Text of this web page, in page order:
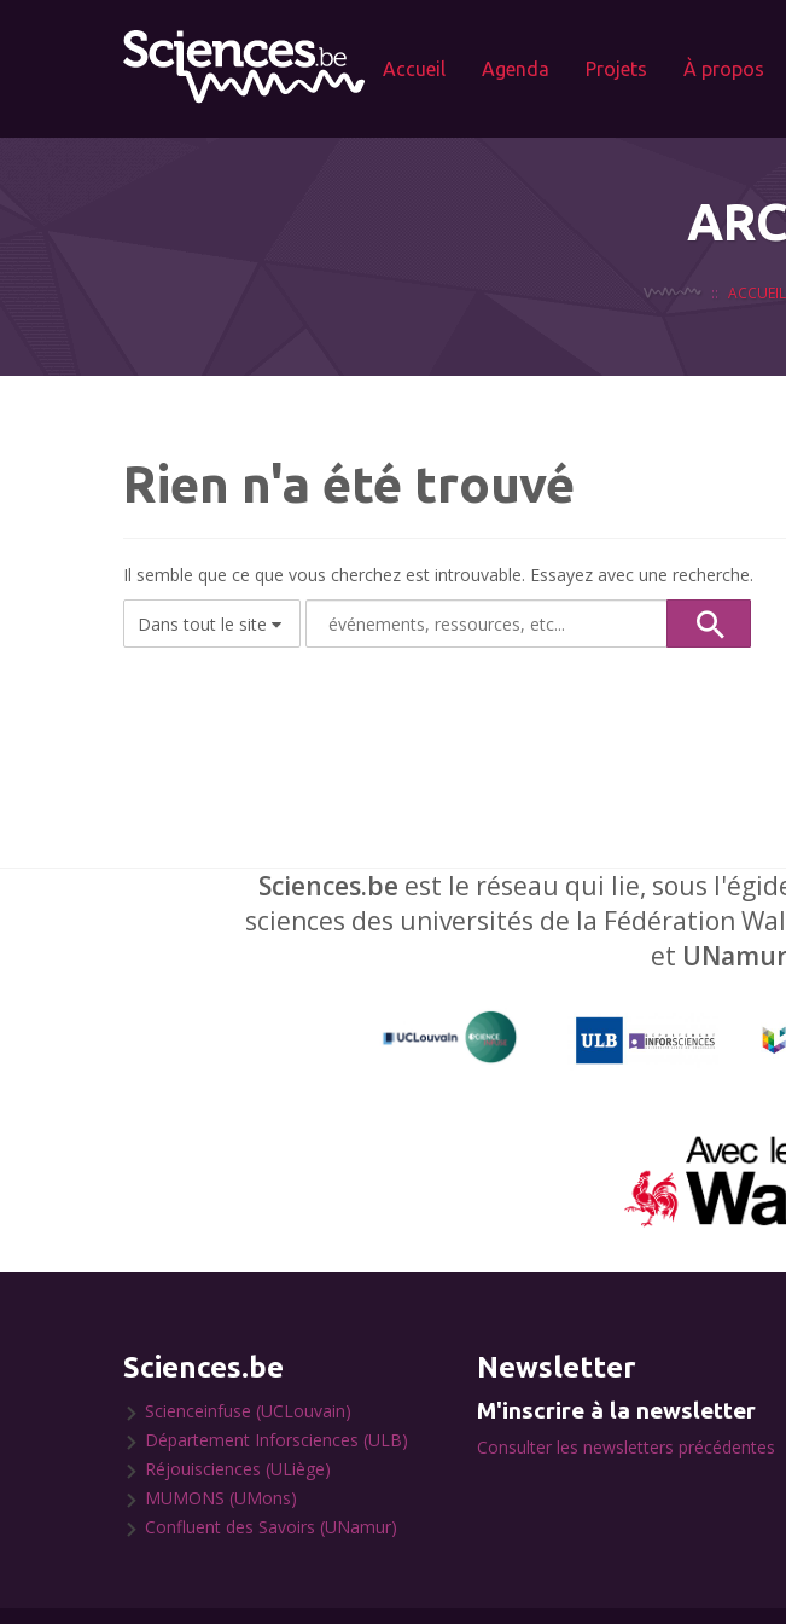
Accueil Agenda Projets À propos
ACCUEIL
Rien n'a été trouvé
Il semble que ce que vous cherchez est introuvable. Essayez avec une recherche.
Sciences.be est le réseau qui lie, sous
sciences des universités de la Fédération
et UNamur
Sciences.be
Scienceinfuse (UCLouvain)
Département Inforsciences (ULB)
Réjouisciences (ULiège)
MUMONS (UMons)
Confluent des Savoirs (UNamur)
Newsletter
M'inscrire à la newsletter
Consulter les newsletters précédentes